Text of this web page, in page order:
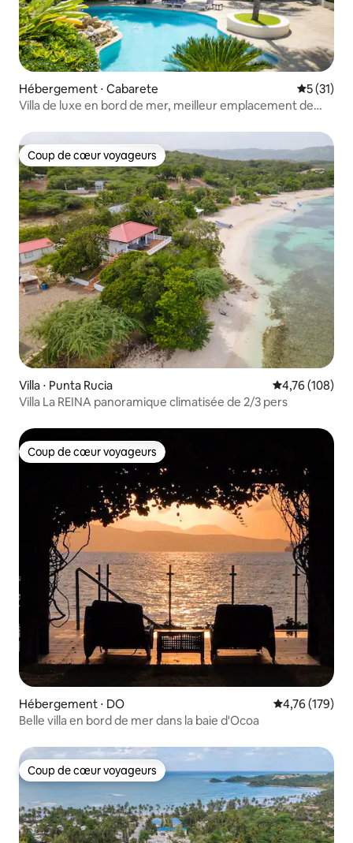
Hébergement ⋅ Cabarete
5 (31)
Villa de luxe en bord de mer, meilleur emplacement de
Coup de cœur voyageurs
Coup de cœur voyageurs
Villa ⋅ Punta Rucia Évaluation
4,76 (108)
Villa La REINA panoramique climatisée de 2/3 pers
Coup de cœur voyageurs
Coup de cœur voyageurs
Hébergement ⋅ DO Évaluation
4,76 (179)
Belle villa en bord de mer dans la baie d'Ocoa
Coup de cœur voyageurs
Coup de cœur voyageurs